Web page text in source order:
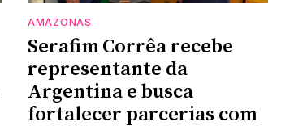
AMAZONAS
Serafim Corrêa recebe
representante da
Argentina e busca
fortalecer parcerias com